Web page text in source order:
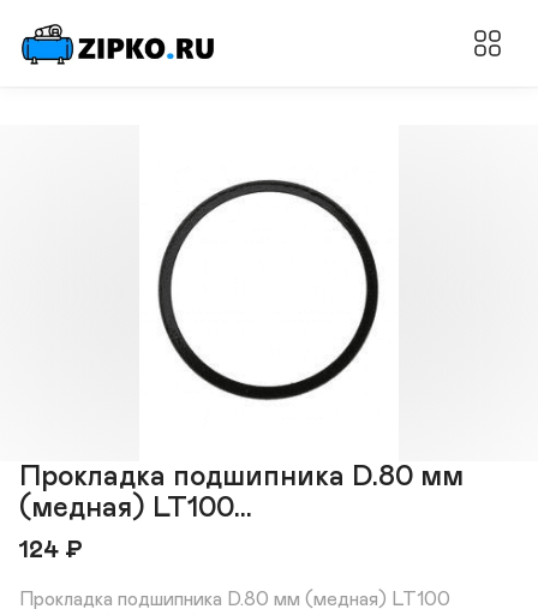
Прокладка подшипника D.80 мм
(медная) LT100...
124 ₽
Прокладка подшипника D.80 мм (медная) LT100